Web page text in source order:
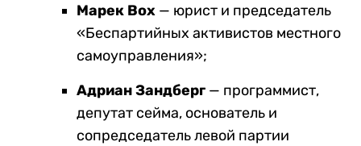
Марек Вох — юрист и председатель
«Беспартийных активистов местного
самоуправления»;
Адриан Зандберг — программист,
депутат сейма, основатель и
сопредседатель левой партии